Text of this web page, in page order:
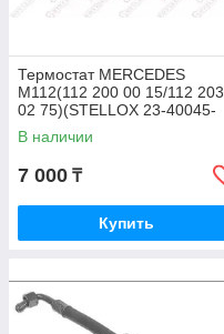
Термостат MERCEDES
M112(112 200 00 15/112 203
02 75)(STELLOX 23-40045-
SX)
В наличии
7 000 ₸
Купить